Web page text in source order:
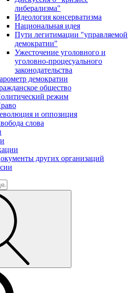
либерализма"
Идеология консерватизма
Национальная идея
Пути легитимации "управляемой
демократии"
Ужесточение уголовного и
уголовно-процесуального
законодательства
демократии
общество
режим
и оппозиция
слова
других организаций